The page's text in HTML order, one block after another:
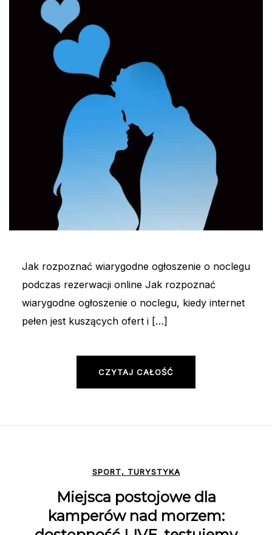
Jak rozpoznać wiarygodne ogłoszenie o noclegu
podczas rezerwacji online Jak rozpoznać
wiarygodne ogłoszenie o noclegu, kiedy internet
pełen jest kuszących ofert i […]
CZYTAJ CAŁOŚĆ
SPORT, TURYSTYKA
Miejsca postojowe dla
kamperów nad morzem: